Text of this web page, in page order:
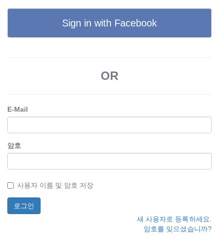
Sign in with Facebook
OR
E-Mail
암호
사용자 이름 및 암호 저장
새 사용자로 등록하세요.
암호를 잊으셨습니까?